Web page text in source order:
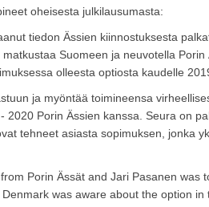
oheisesta julkilausumasta:
tiedon Ässien kiinnostuksesta
Suomeen ja neuvotella
olleesta optiosta kaudelle
ja myöntää toimineensa
Porin Ässien kanssa. Seura on
tehneet asiasta sopimuksen, jonka
Porin Ässät and Jari Pasanen was
was aware about the option in